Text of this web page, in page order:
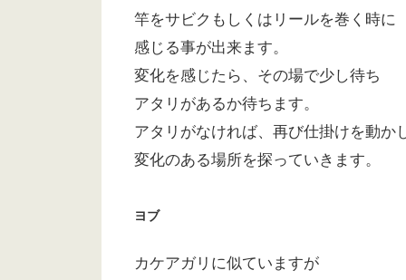
竿をサビクもしくはリールを巻く時に
感じる事が出来ます。
変化を感じたら、その場で少し待ち
アタリがあるか待ちます。
アタリがなければ、再び仕掛けを動か
変化のある場所を探っていきます。
ヨブ
カケアガリに似ていますが